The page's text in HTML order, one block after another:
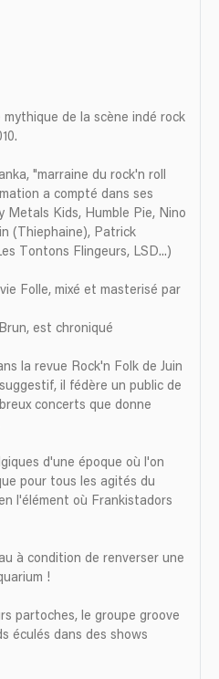
mythique de la scène indé rock
a compté dans ses
(Thiephaine), Patrick
Tontons Flingeurs, LSD...)
Folle, mixé et masterisé par
est chroniqué
de Juin
d'une époque où l'on
pour tous les agités du
Frankistadors
fichu aquarium !
éculés dans des shows